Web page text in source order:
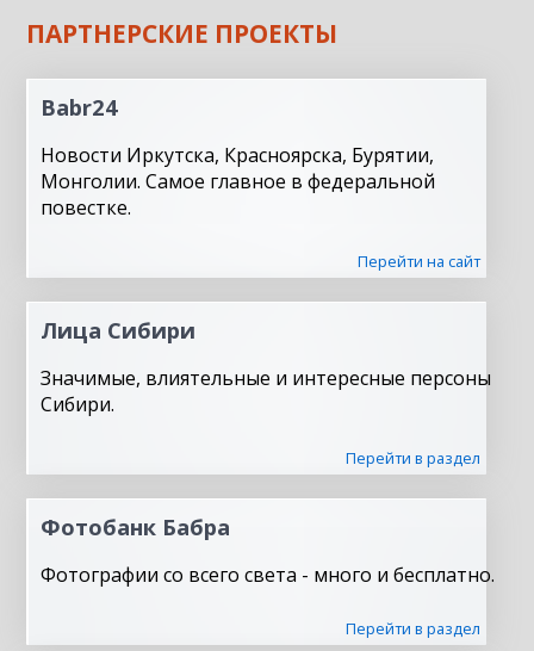
ПАРТНЕРСКИЕ ПРОЕКТЫ
Babr24
Новости Иркутска, Красноярска, Бурятии,
Монголии. Самое главное в федеральной
повестке.
Перейти на сайт
Лица Сибири
Значимые, влиятельные и интересные персоны
Сибири.
Перейти в раздел
Фотобанк Бабра
Фотографии со всего света - много и бесплатно.
Перейти в раздел